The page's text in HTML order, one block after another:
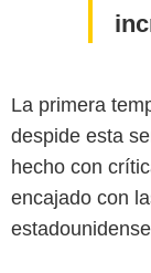
La primera
despide esta
hecho con
encajado con